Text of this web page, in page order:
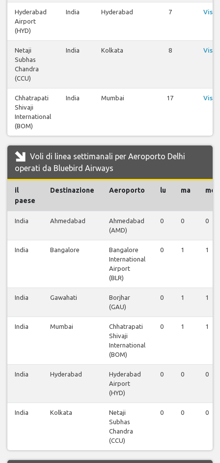
Hyderabad
Airport
(HYD)
India Hyderabad 7
Netaji
Subhas
Chandra
(CCU)
India Kolkata 8
Chhatrapati
Shivaji
International
(BOM)
India Mumbai 17
Voli di linea settimanali per Aeroporto Delhi
operati da Bluebird Airways
il
paese
Destinazione Aeroporto lu ma me
India Ahmedabad
Ahmedabad
(AMD)
0 0 0
India Bangalore
Bangalore
International
Airport
(BLR)
0 1 1
India Gawahati
Borjhar
(GAU)
0 1 1
India Mumbai
Chhatrapati
Shivaji
International
(BOM)
0 1 1
India Hyderabad
Hyderabad
Airport
(HYD)
0 0 0
India Kolkata
Netaji
Subhas
Chandra
(CCU)
0 0 0